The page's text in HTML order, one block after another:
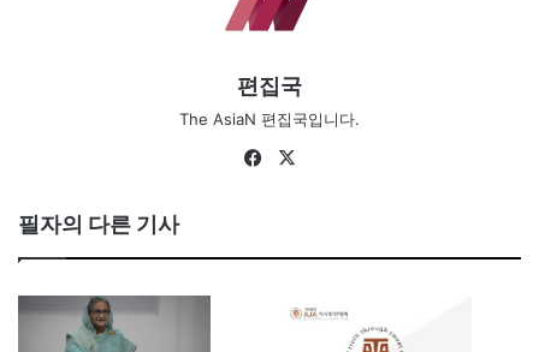
편집국
The AsiaN 편집국입니다.
Fa
필자의 다른 기사